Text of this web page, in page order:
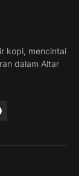
kopi, mencintai
dalam Altar